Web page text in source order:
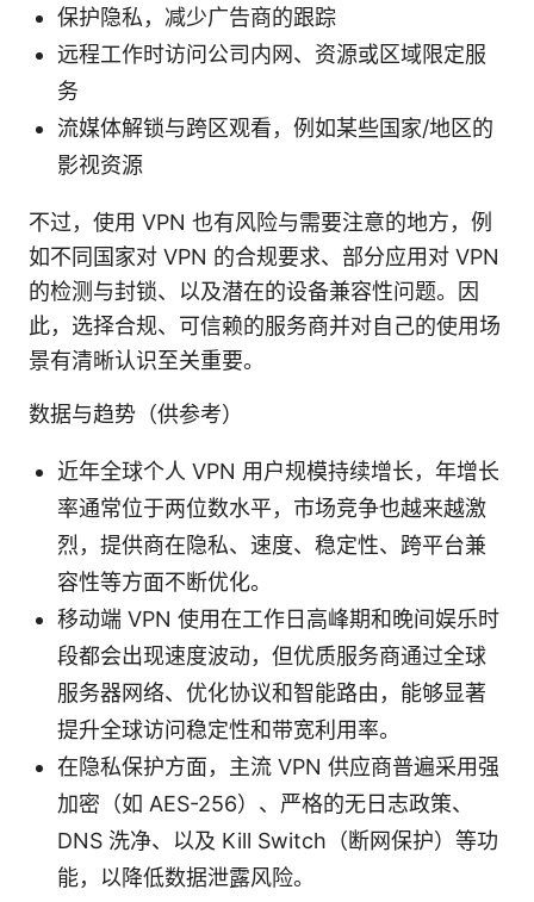
保护隐私，减少广告商的跟踪
远程工作时访问公司内网、资源或区域限定服
务
流媒体解锁与跨区观看，例如某些国家/地区的
影视资源
不过，使用 VPN 也有风险与需要注意的地方，例
如不同国家对 VPN 的合规要求、部分应用对 VPN
的检测与封锁、以及潜在的设备兼容性问题。因
此，选择合规、可信赖的服务商并对自己的使用场
景有清晰认识至关重要。
数据与趋势（供参考）
近年全球个人 VPN 用户规模持续增长，年增长
率通常位于两位数水平，市场竞争也越来越激
烈，提供商在隐私、速度、稳定性、跨平台兼
容性等方面不断优化。
移动端 VPN 使用在工作日高峰期和晚间娱乐时
段都会出现速度波动，但优质服务商通过全球
服务器网络、优化协议和智能路由，能够显著
提升全球访问稳定性和带宽利用率。
在隐私保护方面，主流 VPN 供应商普遍采用强
加密（如 AES-256）、严格的无日志政策、
DNS 洗净、以及 Kill Switch（断网保护）等功
能，以降低数据泄露风险。